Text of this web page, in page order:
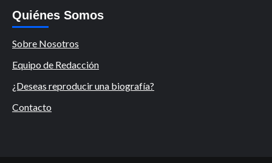
Quiénes Somos
Sobre Nosotros
Equipo de Redacción
¿Deseas reproducir una biografía?
Contacto